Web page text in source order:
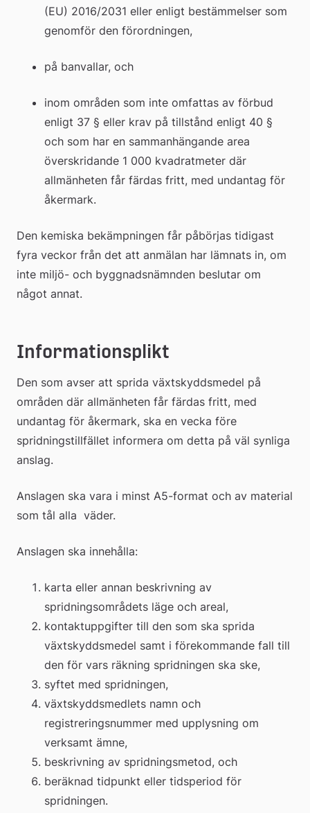
(EU) 2016/2031 eller enligt bestämmelser som
genomför den förordningen,
på banvallar, och
inom områden som inte omfattas av förbud
enligt 37 § eller krav på tillstånd enligt 40 §
och som har en sammanhängande area
överskridande 1 000 kvadratmeter där
allmänheten får färdas fritt, med undantag för
åkermark.
Den kemiska bekämpningen får påbörjas tidigast
fyra veckor från det att anmälan har lämnats in, om
inte miljö- och byggnadsnämnden beslutar om
något annat.
Informationsplikt
Den som avser att sprida växtskyddsmedel på
områden där allmänheten får färdas fritt, med
undantag för åkermark, ska en vecka före
spridningstillfället informera om detta på väl synliga
anslag.
Anslagen ska vara i minst A5-format och av material
som tål alla  väder.
Anslagen ska innehålla:
karta eller annan beskrivning av
spridningsområdets läge och areal,
kontaktuppgifter till den som ska sprida
växtskyddsmedel samt i förekommande fall till
den för vars räkning spridningen ska ske,
syftet med spridningen,
växtskyddsmedlets namn och
registreringsnummer med upplysning om
verksamt ämne,
beskrivning av spridningsmetod, och
beräknad tidpunkt eller tidsperiod för
spridningen.